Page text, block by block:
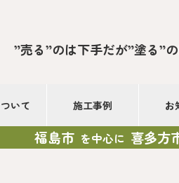
”売る”のは下手だが”塗る”
いて 施工事例 お
福島市 を中心に 喜多方